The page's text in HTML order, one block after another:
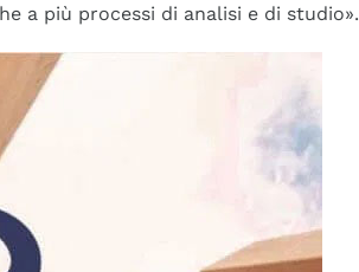
a più processi di analisi e di studio».